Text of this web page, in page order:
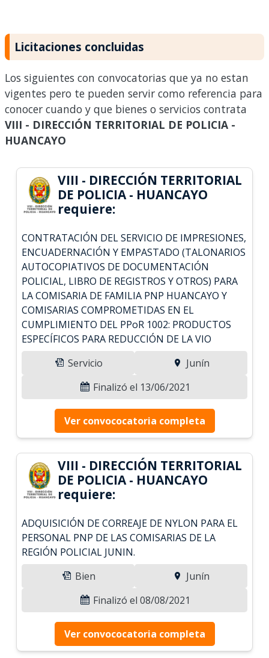
Licitaciones concluidas
Los siguientes con convocatorias que ya no estan
vigentes pero te pueden servir como referencia para
conocer cuando y que bienes o servicios contrata
VIII - DIRECCIÓN TERRITORIAL DE POLICIA -
HUANCAYO
VIII - DIRECCIÓN TERRITORIAL
DE POLICIA - HUANCAYO
requiere:
CONTRATACIÓN DEL SERVICIO DE IMPRESIONES,
ENCUADERNACIÓN Y EMPASTADO (TALONARIOS
AUTOCOPIATIVOS DE DOCUMENTACIÓN
POLICIAL, LIBRO DE REGISTROS Y OTROS) PARA
LA COMISARIA DE FAMILIA PNP HUANCAYO Y
COMISARIAS COMPROMETIDAS EN EL
CUMPLIMIENTO DEL PPoR 1002: PRODUCTOS
ESPECÍFICOS PARA REDUCCIÓN DE LA VIO
Servicio
Junín
Finalizó el 13/06/2021
Ver convococatoria completa
VIII - DIRECCIÓN TERRITORIAL
DE POLICIA - HUANCAYO
requiere:
ADQUISICIÓN DE CORREAJE DE NYLON PARA EL
PERSONAL PNP DE LAS COMISARIAS DE LA
REGIÓN POLICIAL JUNIN.
Bien
Junín
Finalizó el 08/08/2021
Ver convococatoria completa